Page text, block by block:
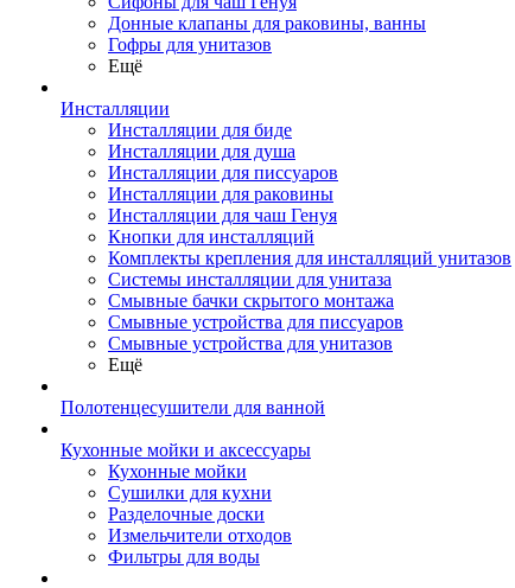
Донные клапаны для раковины, ванны
Гофры для унитазов
Ещё
Инсталляции
Инсталляции для биде
Инсталляции для душа
Инсталляции для писсуаров
Инсталляции для раковины
Инсталляции для чаш Генуя
Кнопки для инсталляций
Комплекты крепления для инсталляций унитазов
Системы инсталляции для унитаза
Смывные бачки скрытого монтажа
Смывные устройства для писсуаров
Смывные устройства для унитазов
Ещё
Полотенцесушители для ванной
Кухонные мойки и аксессуары
Кухонные мойки
Сушилки для кухни
Разделочные доски
Измельчители отходов
Фильтры для воды